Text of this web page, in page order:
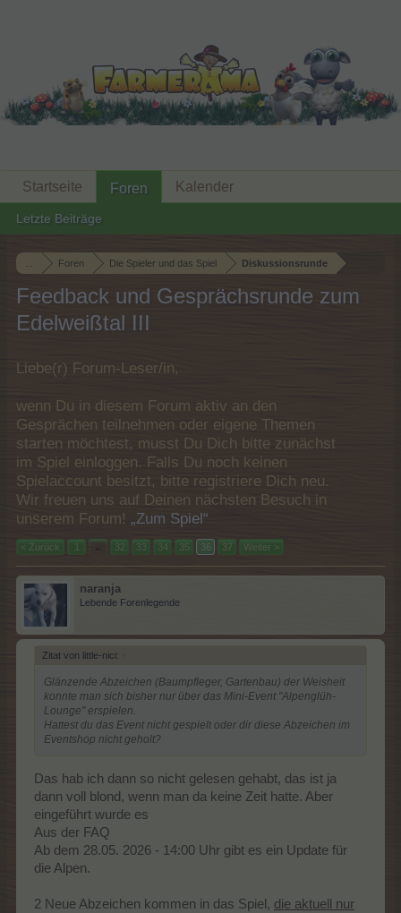
Foren Die Spieler und das Spiel Diskussionsrunde
Feedback und Gesprächsrunde zum
Edelweißtal III
Liebe(r) Forum-Leser/in,
wenn Du in diesem Forum aktiv an den
Gesprächen teilnehmen oder eigene Themen
starten möchtest, musst Du Dich bitte zunächst
im Spiel einloggen. Falls Du noch keinen
Spielaccount besitzt, bitte registriere Dich neu.
Wir freuen uns auf Deinen nächsten Besuch in
unserem Forum! „Zum Spiel“
< Zurück 1 ← 32 33 34 35 36 37 Weiter >
naranja
Lebende Forenlegende
Zitat von little-nici: ↑
Glänzende Abzeichen (Baumpfleger, Gartenbau) der Weisheit
konnte man sich bisher nur über das Mini-Event "Alpenglüh-
Lounge" erspielen.
Hattest du das Event nicht gespielt oder dir diese Abzeichen im
Eventshop nicht geholt?
Das hab ich dann so nicht gelesen gehabt, das ist ja
dann voll blond, wenn man da keine Zeit hatte. Aber
eingeführt wurde es
Aus der FAQ
Ab dem 28.05. 2026 - 14:00 Uhr gibt es ein Update für
die Alpen.
2 Neue Abzeichen kommen in das Spiel, die aktuell nur
Startseite Foren
Letzte Beiträge
Kalender